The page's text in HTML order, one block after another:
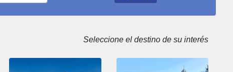
Seleccione el destino de su interés